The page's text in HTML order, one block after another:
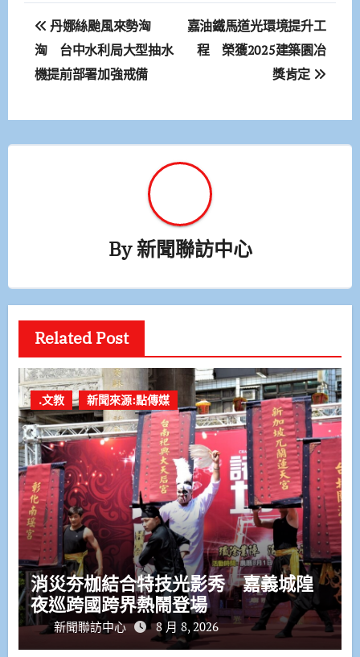
文
章
導
覽
丹娜絲颱風來勢洶
洶 台中水利局大型抽水
機提前部署加強戒備
嘉油鐵馬道光環境提升工
程 榮獲2025建築園冶
獎肯定
By新聞聯訪中心
Related Post
.文教 新聞來源:點傳媒
消災夯枷結合特技光影秀 嘉義城隍
夜巡跨國跨界熱鬧登場
新聞聯訪中心 8 月 8, 2026